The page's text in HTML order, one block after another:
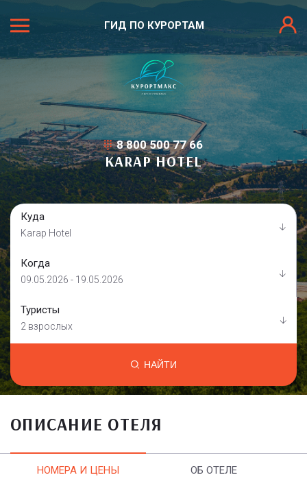
ГИД ПО КУРОРТАМ
8 800 500 77 66
KARAP HOTEL
Куда
Karap Hotel
Когда
09.05.2026 - 19.05.2026
Туристы
2 взрослых
НАЙТИ
ОПИСАНИЕ ОТЕЛЯ
НОМЕРА И ЦЕНЫ ОБ ОТЕЛЕ